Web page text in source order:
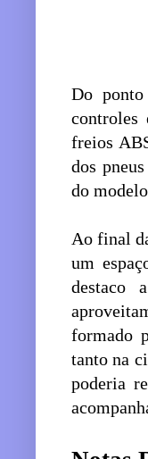
Do
controles
freios
dos
do
Ao final
um
destaco
formado
tanto na
poderia